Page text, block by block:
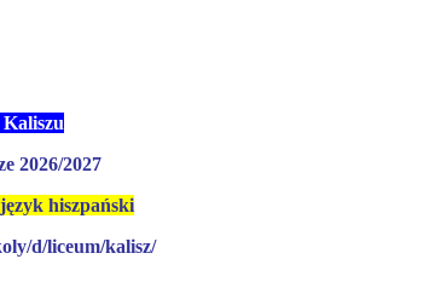
2026/2027
hiszpański
d/liceum/kalisz/